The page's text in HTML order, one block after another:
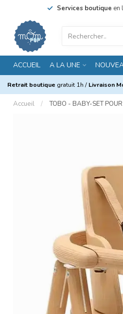
Services boutique en
ACCUEIL A LA UNE
Retrait boutique gratuit 1h / Livraison
Accueil / TOBO - BABY-SET